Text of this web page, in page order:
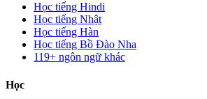
Học tiếng Hindi
Học tiếng Nhật
Học tiếng Hàn
Học tiếng Bồ Đào Nha
119+ ngôn ngữ khác
Học